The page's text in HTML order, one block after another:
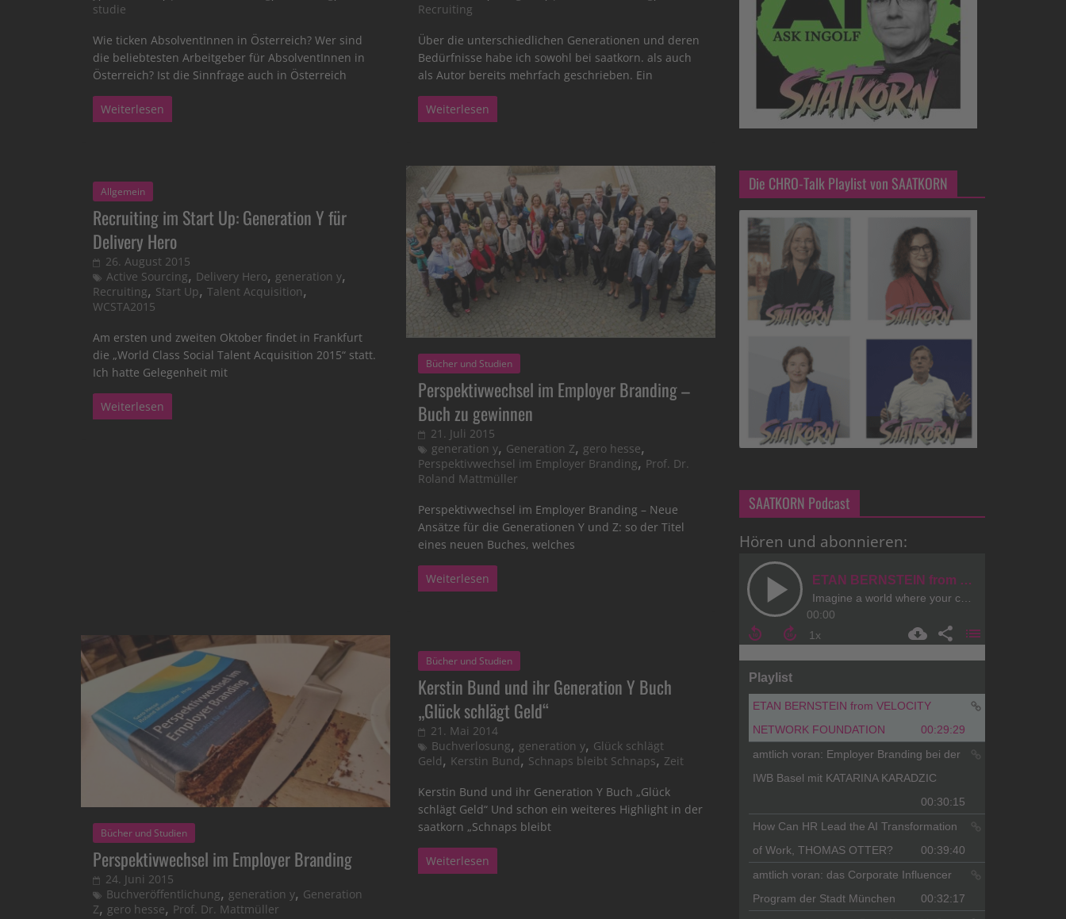
studie
Wie ticken AbsolventInnen in Österreich? Wer sind
die beliebtesten Arbeitgeber für AbsolventInnen in
Österreich? Ist die Sinnfrage auch in Österreich
Weiterlesen
Recruiting
Über die unterschiedlichen Generationen und deren
Bedürfnisse habe ich sowohl bei saatkorn. als auch
als Autor bereits mehrfach geschrieben. Ein
Weiterlesen
Allgemein
Recruiting im Start Up: Generation Y für
Delivery Hero
26. August 2015
Active Sourcing, Delivery Hero, generation y,
Recruiting, Start Up, Talent Acquisition,
WCSTA2015
Am ersten und zweiten Oktober findet in Frankfurt
die „World Class Social Talent Acquisition 2015“ statt.
Ich hatte Gelegenheit mit
Weiterlesen
Bücher und Studien
Perspektivwechsel im Employer Branding –
Buch zu gewinnen
21. Juli 2015
generation y, Generation Z, gero hesse,
Perspektivwechsel im Employer Branding, Prof. Dr.
Roland Mattmüller
Perspektivwechsel im Employer Branding – Neue
Ansätze für die Generationen Y und Z: so der Titel
eines neuen Buches, welches
Weiterlesen
Bücher und Studien
Perspektivwechsel im Employer Branding
24. Juni 2015
Buchveröffentlichung, generation y, Generation
Z, gero hesse, Prof. Dr. Mattmüller
Bücher und Studien
Kerstin Bund und ihr Generation Y Buch
„Glück schlägt Geld“
21. Mai 2014
Buchverlosung, generation y, Glück schlägt
Geld, Kerstin Bund, Schnaps bleibt Schnaps, Zeit
Kerstin Bund und ihr Generation Y Buch „Glück
schlägt Geld“ Und schon ein weiteres Highlight in der
saatkorn „Schnaps bleibt
Weiterlesen
Die CHRO-Talk Playlist von SAATKORN
SAATKORN Podcast
Hören und abonnieren: